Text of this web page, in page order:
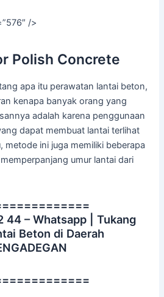
/>
Polish Concrete
apa itu perawatan lantai beton,
kenapa banyak orang yang
adalah karena penggunaan
dapat membuat lantai terlihat
metode ini juga memiliki beberapa
umur lantai dari
44 – Whatsapp | Tukang
Beton di Daerah